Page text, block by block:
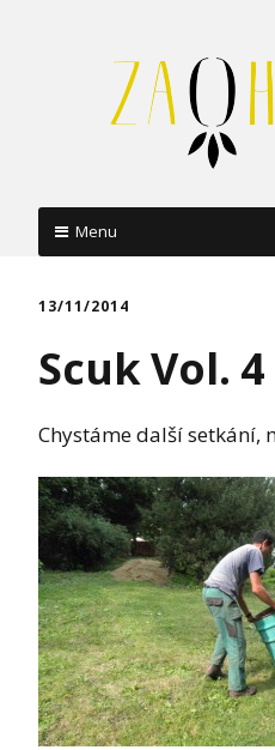
Menu
13/11/2014
Scuk Vol. 4
Chystáme další setkání,